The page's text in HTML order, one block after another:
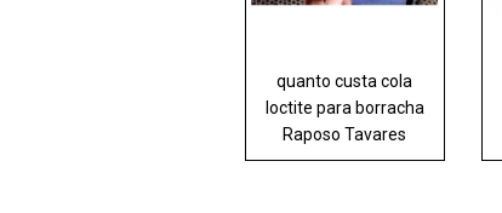
quanto custa cola
loctite para borracha
Raposo Tavares